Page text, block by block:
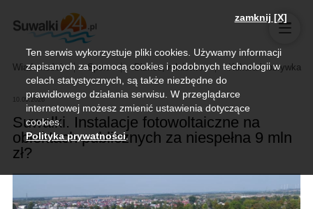
Wiadomości Sport Biznes, rolnictwo Kultura i rozrywka
10.05.2026
Suwałki. Instalacje fotowoltaiczne na
obiektach publicznych za niespełna 9 mln
zł?
zamknij [X]
Ten serwis wykorzystuje pliki cookies. Używamy informacji
zapisanych za pomocą cookies i podobnych technologii w
celach statystycznych, są także niezbędne do
prawidłowego działania serwisu. W przeglądarce
internetowej możesz zmienić ustawienia dotyczące
cookies.
Polityka prywatności.